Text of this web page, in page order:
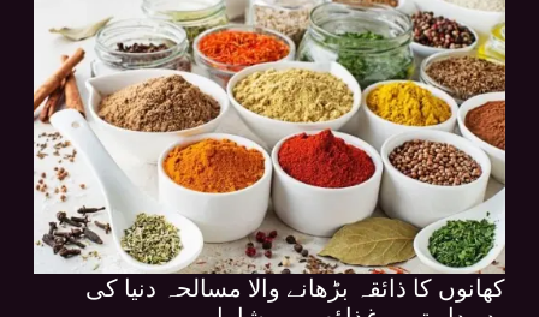
کھانوں کا ذائقہ بڑھانے والا مسالحہ دنیا کی